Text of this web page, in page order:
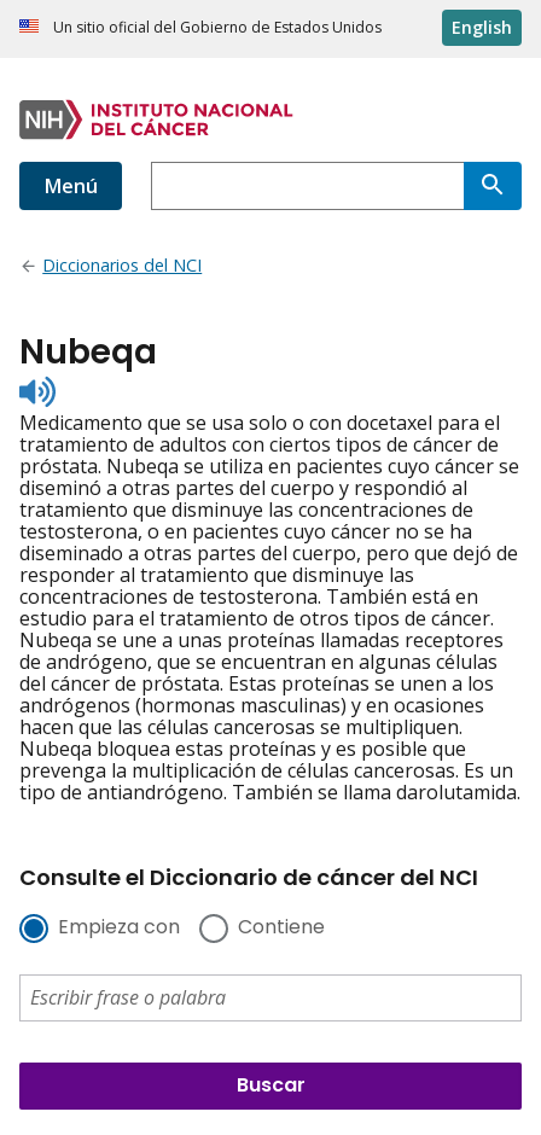
Un sitio oficial del Gobierno de Estados Unidos English
Menú
Diccionarios del NCI
Nubeqa
Listen
to
pronunciation
Medicamento que se usa solo o con docetaxel para el
tratamiento de adultos con ciertos tipos de cáncer de
próstata. Nubeqa se utiliza en pacientes cuyo cáncer se
diseminó a otras partes del cuerpo y respondió al
tratamiento que disminuye las concentraciones de
testosterona, o en pacientes cuyo cáncer no se ha
diseminado a otras partes del cuerpo, pero que dejó de
responder al tratamiento que disminuye las
concentraciones de testosterona. También está en
estudio para el tratamiento de otros tipos de cáncer.
Nubeqa se une a unas proteínas llamadas receptores
de andrógeno, que se encuentran en algunas células
del cáncer de próstata. Estas proteínas se unen a los
andrógenos (hormonas masculinas) y en ocasiones
hacen que las células cancerosas se multipliquen.
Nubeqa bloquea estas proteínas y es posible que
prevenga la multiplicación de células cancerosas. Es un
tipo de antiandrógeno. También se llama darolutamida.
Consulte el Diccionario de cáncer del NCI
Empieza con Contiene